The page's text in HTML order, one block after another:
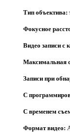
Тип объектива:
Фокусное
Видео записи с
Максимальная
Записи при
С
С временем
Формат видео: